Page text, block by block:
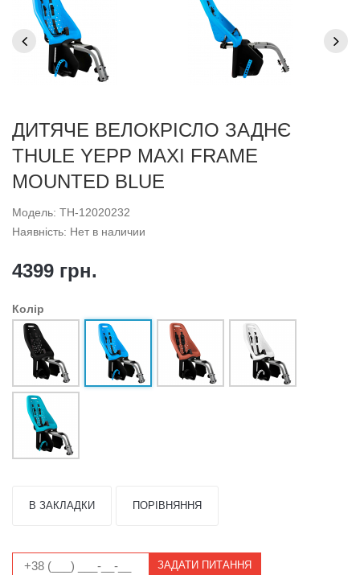
ДИТЯЧЕ ВЕЛОКРІСЛО ЗАДНЄ
THULE YEPP MAXI FRAME
MOUNTED BLUE
Модель: TH-12020232
Наявність: Нет в наличии
4399 грн.
Колір
В ЗАКЛАДКИ ПОРІВНЯННЯ
ЗАДАТИ ПИТАННЯ